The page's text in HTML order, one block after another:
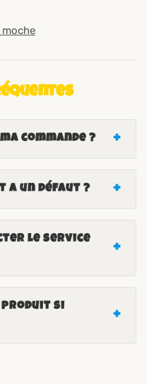
commande ?
a un défaut ?
le service
produit si